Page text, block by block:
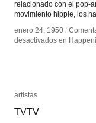
relacionado con el pop-
movimiento hippie, los
enero 24, 1950 /
desactivados en
enero 24, 1950 /
desactivados en
artistas
TVTV
artistas
TVTV